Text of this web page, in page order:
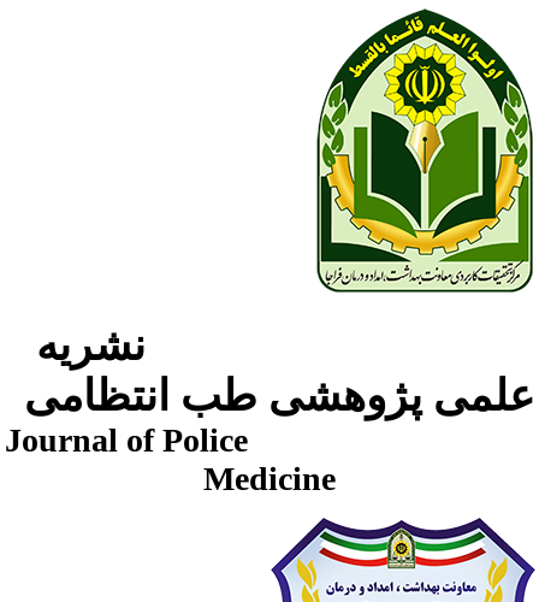
نشریه
پژوهشی طب انتظامی
Journal of Police
Medicine